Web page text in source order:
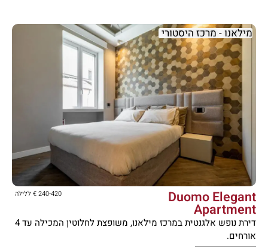




Duomo Elegant
Apartment
240-420 € ללילה
דירת נופש אלגנטית במרכז מילאנו, משופצת לחלוטין המכילה עד 4
אורחים.
מילאנו - מרכז היסטורי